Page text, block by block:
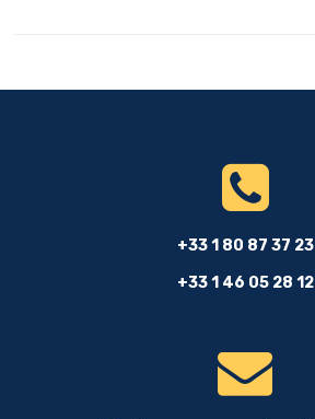
+33 1 80 87 37 23
+33 1 46 05 28 12